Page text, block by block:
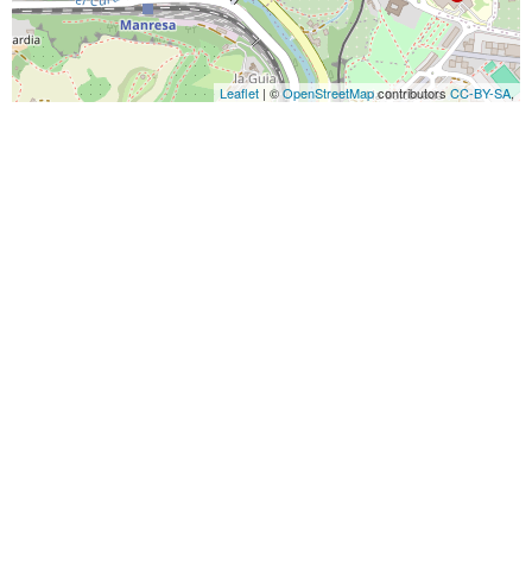
Leaflet | ©OpenStreetMapcontributorsCC-BY-SA,